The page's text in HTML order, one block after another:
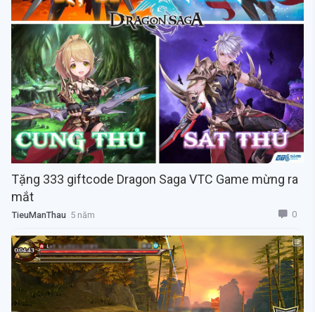
Tặng 333 giftcode Dragon Saga VTC Game mừng ra
mắt
TieuManThau 5 năm 0